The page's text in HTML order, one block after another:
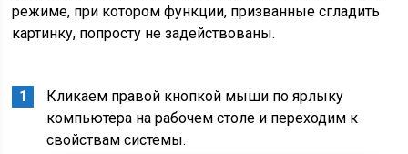
режиме, при котором функции, призванные сгладить
картинку, попросту не задействованы.
Кликаем правой кнопкой мыши по ярлыку
компьютера на рабочем столе и переходим к
свойствам системы.